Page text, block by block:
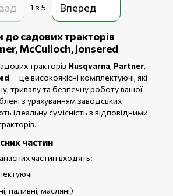
1 з 5 Вперед
до садових тракторів
McCulloch, Jonsered
тракторів Husqvarna, Partner,
— це високоякісні комплектуючі, які
тривалу та безпечну роботу вашої
з урахуванням заводських
ідеальну сумісність з відповідними
частин
частин входять:
паливні, масляні)